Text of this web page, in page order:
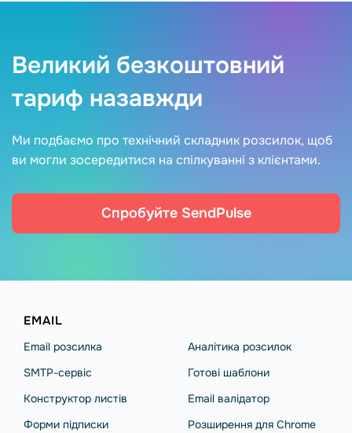
Великий безкоштовний
тариф назавжди
Ми подбаємо про технічний складник розсилок, щоб
ви могли зосередитися на спілкуванні з клієнтами.
Спробуйте SendPulse
EMAIL
Email розсилка
SMTP-сервіс
Конструктор листів
Форми підписки
Аналітика розсилок
Готові шаблони
Email валідатор
Розширення для Chrome